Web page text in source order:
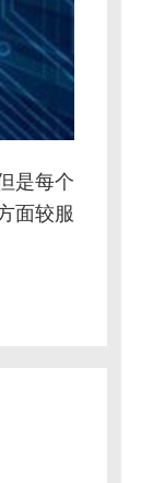
是每个
面较服